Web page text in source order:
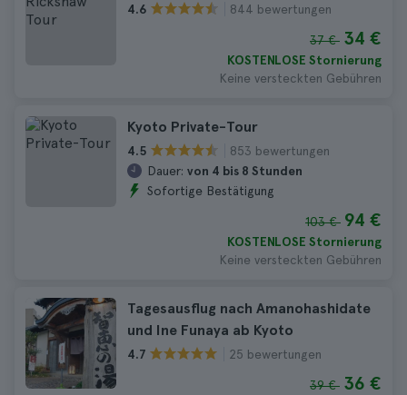
4.6 844 bewertungen
37 € 34 €
KOSTENLOSE Stornierung
Keine versteckten Gebühren
Kyoto Private-Tour
4.5
853 bewertungen
Dauer: von 4 bis 8 Stunden
Sofortige Bestätigung
103 € 94 €
KOSTENLOSE Stornierung
Keine versteckten Gebühren
Tagesausflug nach Amanohashidate
und Ine Funaya ab Kyoto
4.7 25 bewertungen
39 € 36 €